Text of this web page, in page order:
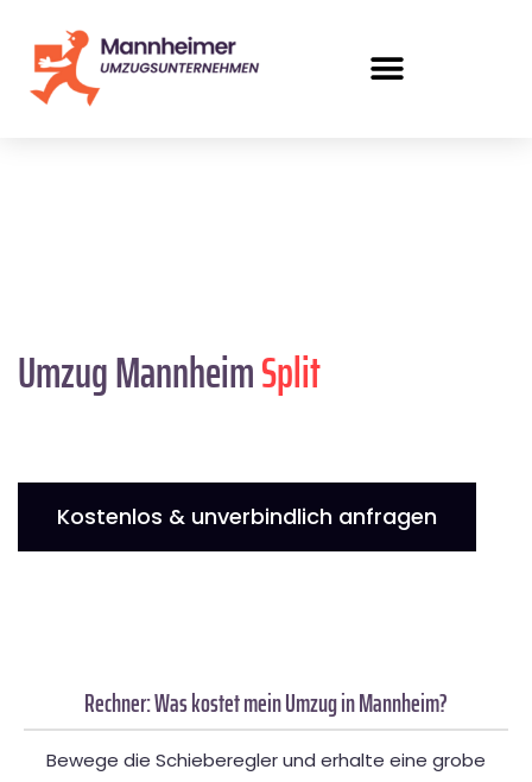
Umzug MannheimSplit
Kostenlos & unverbindlich anfragen
Rechner: Was kostet mein Umzug in Mannheim?
Bewege die Schieberegler und erhalte eine grobe